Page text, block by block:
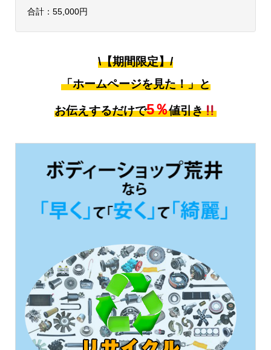
合計：55,000円
\【期間限定】/
「ホームページを見た！」と
お伝えするだけで5％値引き